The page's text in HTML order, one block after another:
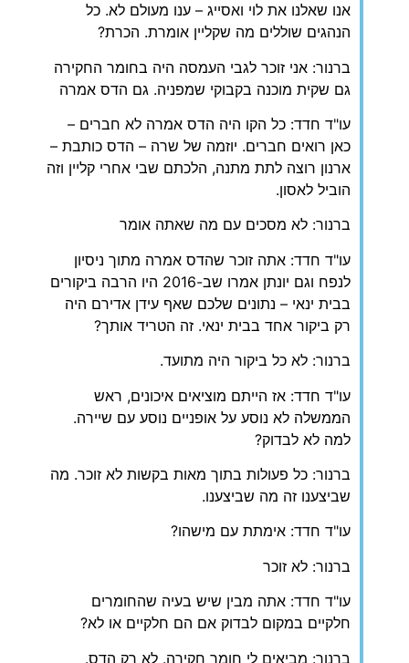
אנו שאלנו את לוי ואסייג – ענו מעולם לא. כל
הנהגים שוללים מה שקליין אומרת. הכרת?
ברנור: אני זוכר לגבי העמסה היה בחומר החקירה
גם שקית מוכנה בקבוקי שמפניה. גם הדס אמרה
עו"ד חדד: כל הקו היה הדס אמרה לא חברים –
כאן רואים חברים. יוזמה של שרה – הדס כותבת –
ארנון רוצה לתת מתנה, הלכתם שבי אחרי קליין וזה
הוביל לאסון.
ברנור: לא מסכים עם מה שאתה אומר
עו"ד חדד: אתה זוכר שהדס אמרה מתוך ניסיון
לנפח וגם יונתן אמרו שב-2016 היו הרבה ביקורים
בבית ינאי – נתונים שלכם שאף עידן אדירם היה
רק ביקור אחד בבית ינאי. זה הטריד אותך?
ברנור: לא כל ביקור היה מתועד.
עו"ד חדד: אז הייתם מוציאים איכונים, ראש
הממשלה לא נוסע על אופניים נוסע עם שיירה.
למה לא לבדוק?
ברנור: כל פעולות בתוך מאות בקשות לא זוכר. מה
שביצענו זה מה שביצענו.
עו"ד חדד: אימתת עם מישהו?
ברנור: לא זוכר
עו"ד חדד: אתה מבין שיש בעיה שהחומרים
חלקיים במקום לבדוק אם הם חלקיים או לא?
ברנור: מביאים לי חומר חקירה. לא רק הדס.